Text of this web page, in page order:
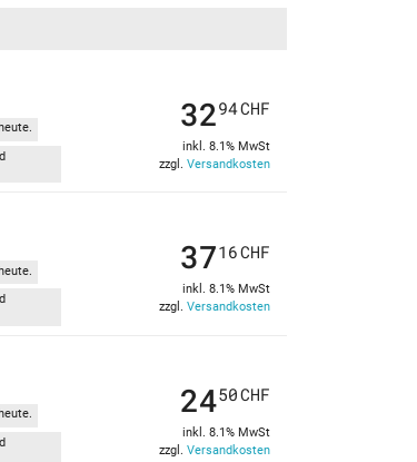
3294CHF
inkl. 8.1% MwSt
zzgl. Versandkosten
3716CHF
inkl. 8.1% MwSt
zzgl. Versandkosten
2450CHF
inkl. 8.1% MwSt
zzgl. Versandkosten